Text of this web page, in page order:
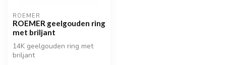
ROEMER
ROEMER geelgouden ring
met briljant
14K geelgouden ring met
briljant